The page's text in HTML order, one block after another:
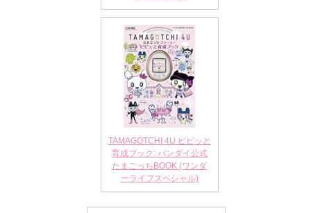
TAMAGOTCHI 4U ピピッと
育成ブック: バンダイ公式
たまごっちBOOK (ワンダ
ーライフスペシャル)